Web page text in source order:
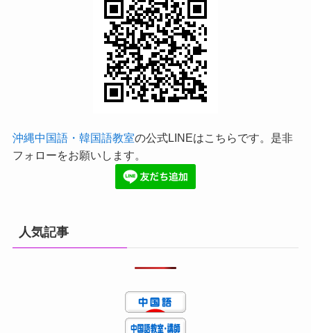
沖縄中国語・韓国語教室の公式LINEはこちらです。是非
フォローをお願いします。
人気記事